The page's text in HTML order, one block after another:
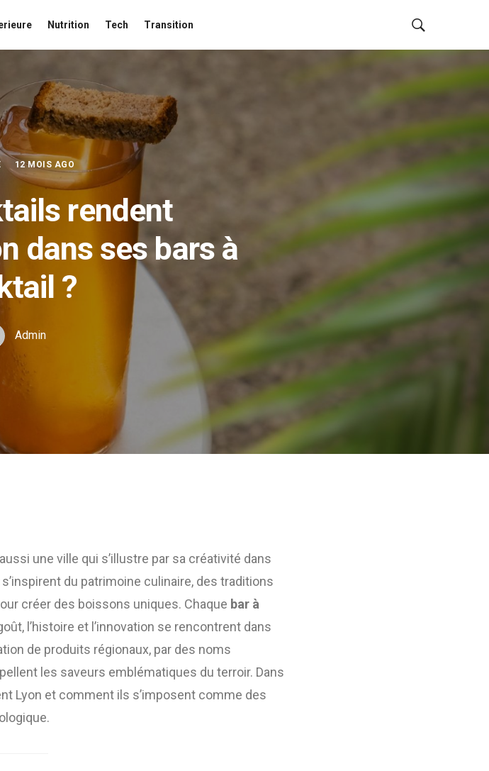
Nutrition Tech Transition
12 MOIS AGO
rendent
dans ses bars à
?
Admin
une ville qui s’illustre par sa créativité dans
du patrimoine culinaire, des traditions
créer des boissons uniques. Chaque bar à
l’histoire et l’innovation se rencontrent dans
de produits régionaux, par des noms
les saveurs emblématiques du terroir. Dans
Lyon et comment ils s’imposent comme des